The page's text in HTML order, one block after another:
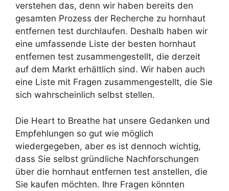
verstehen das, denn wir haben bereits den
gesamten Prozess der Recherche zu hornhaut
entfernen test durchlaufen. Deshalb haben wir
eine umfassende Liste der besten hornhaut
entfernen test zusammengestellt, die derzeit
auf dem Markt erhältlich sind. Wir haben auch
eine Liste mit Fragen zusammengestellt, die Sie
sich wahrscheinlich selbst stellen.
Die Heart to Breathe hat unsere Gedanken und
Empfehlungen so gut wie möglich
wiedergegeben, aber es ist dennoch wichtig,
dass Sie selbst gründliche Nachforschungen
über die hornhaut entfernen test anstellen, die
Sie kaufen möchten. Ihre Fragen könnten